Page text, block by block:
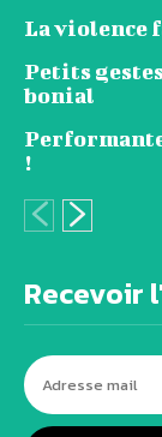
La violence
Petits
bonial
!
Recevoir